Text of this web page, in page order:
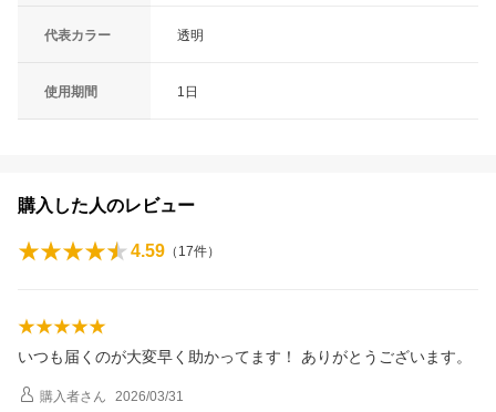
代表カラー 透明
使用期間 1日
購入した人のレビュー
4.59 （ 17件）
いつも届くのが大変早く助かってます！ ありがとうございます。
購入者さん 2026/03/31